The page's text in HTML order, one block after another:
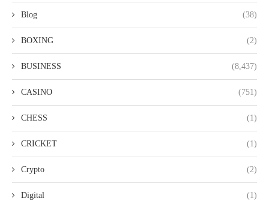
Blog (38)
BOXING (2)
BUSINESS (8,437)
CASINO (751)
CHESS (1)
CRICKET (1)
Crypto (2)
Digital (1)